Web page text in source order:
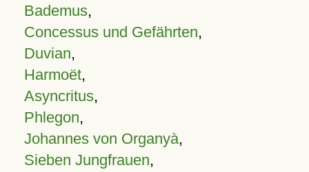
Bademus,
Concessus und Gefährten,
Duvian,
Harmoët,
Asyncritus,
Phlegon,
Johannes von Organyà,
Sieben Jungfrauen,